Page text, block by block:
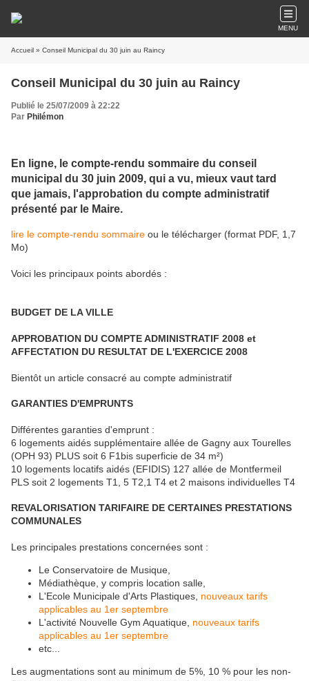
MENU
Accueil » Conseil Municipal du 30 juin au Raincy
Conseil Municipal du 30 juin au Raincy
Publié le 25/07/2009 à 22:22
Par Philémon
En ligne, le compte-rendu sommaire du conseil
municipal du 30 juin 2009, qui a vu, mieux vaut tard
que jamais, l'approbation du compte administratif
présenté par le Maire.
lire le compte-rendu sommaire ou le télécharger (format PDF, 1,7
Mo)
Voici les principaux points abordés :
BUDGET DE LA VILLE
APPROBATION DU COMPTE ADMINISTRATIF 2008 et
AFFECTATION DU RESULTAT DE L'EXERCICE 2008
Bientôt un article consacré au compte administratif
GARANTIES D'EMPRUNTS
Différentes garanties d'emprunt :
6 logements aidés supplémentaire allée de Gagny aux Tourelles
(OPH 93) PLUS soit 6 F1bis superficie de 34 m²)
10 logements locatifs aidés (EFIDIS) 127 allée de Montfermeil
PLS soit 2 logements T1, 5 T2,1 T4 et 2 maisons individuelles T4
REVALORISATION TARIFAIRE DE CERTAINES PRESTATIONS
COMMUNALES
Les principales prestations concernées sont :
Le Conservatoire de Musique,
Médiathèque, y compris location salle,
L'Ecole Municipale d'Arts Plastiques, nouveaux tarifs
applicables au 1er septembre
L'activité Nouvelle Gym Aquatique, nouveaux tarifs
applicables au 1er septembre
etc...
Les augmentations sont au minimum de 5%, 10 % pour les non-